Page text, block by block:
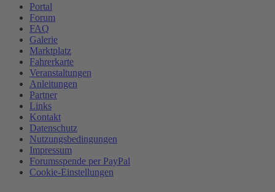
Portal
Forum
FAQ
Galerie
Marktplatz
Fahrerkarte
Veranstaltungen
Anleitungen
Partner
Links
Kontakt
Datenschutz
Nutzungsbedingungen
Impressum
Forumsspende per PayPal
Cookie-Einstellungen